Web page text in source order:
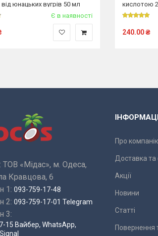
юнацьких вугрів 50 мл
Є в наявності
кислотою
240.00₴
ТОВ «Мідас», м. Одеса,
Кравцова, 6
1: 093-759-17-48
2: 093-759-17-01 Telegram
3:
15 Вайбер, WhatsApp,
Про
Доставка та
Акції
Новини
Статті
Повернення